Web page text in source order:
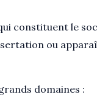
constituent le
ou
domaines :